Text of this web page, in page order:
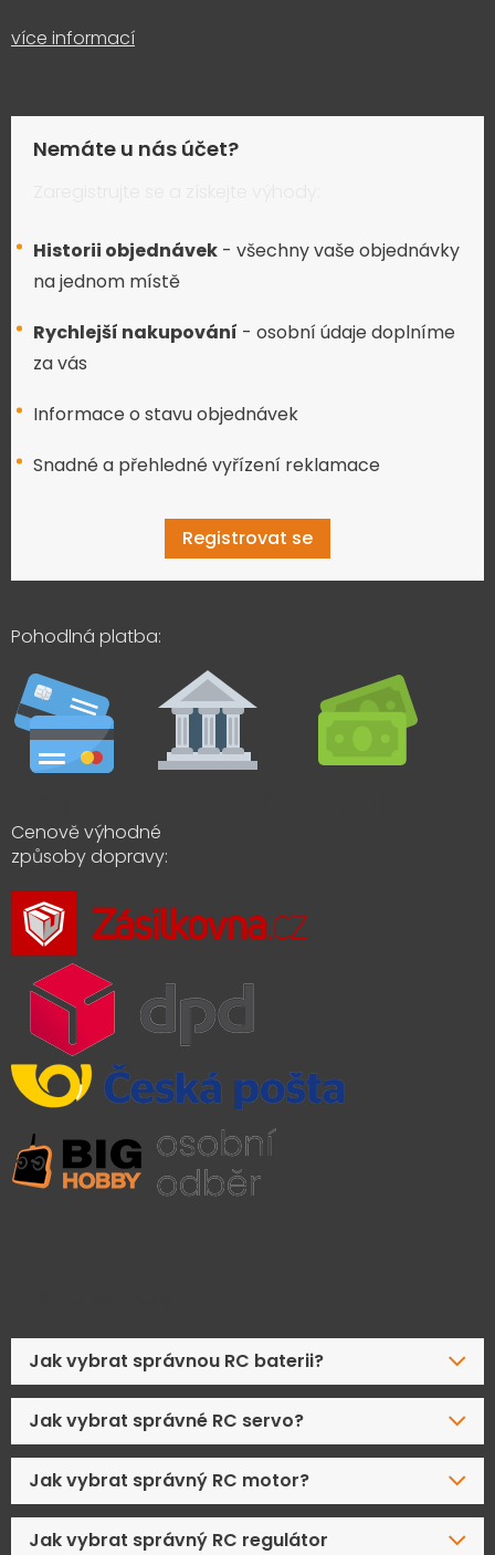
více informací
Nemáte u nás účet?
Historii objednávek - všechny vaše objednávky
na jednom místě
Rychlejší nakupování - osobní údaje doplníme
za vás
Informace o stavu objednávek
Snadné a přehledné vyřízení reklamace
Registrovat se
Pohodlná platba:
Cenově výhodné
způsoby dopravy:
Jak vybrat správnou RC baterii?
Jak vybrat správné RC servo?
Jak vybrat správný RC motor?
Jak vybrat správný RC regulátor